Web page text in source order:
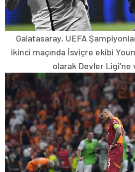
Galatasaray, UEFA
ikinci maçında İsviçre ekibi
olarak Devler Ligi’ne